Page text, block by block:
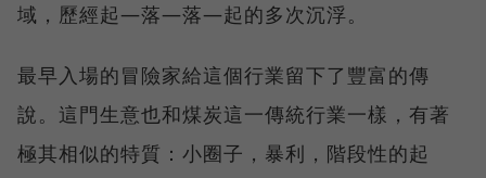
域，歷經起—落—落—起的多次沉浮。
最早入場的冒險家給這個行業留下了豐富的傳
說。這門生意也和煤炭這一傳統行業一樣，有著
極其相似的特質：小圈子，暴利，階段性的起